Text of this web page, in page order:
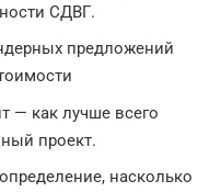
СДВГ.
предложений
— как лучше всего
проект.
насколько